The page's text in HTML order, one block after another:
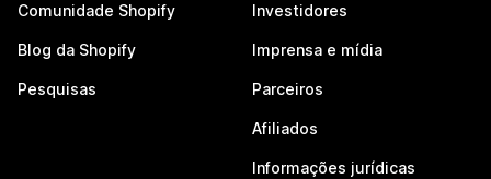
Comunidade Shopify
Blog da Shopify
Pesquisas
Investidores
Imprensa e mídia
Parceiros
Afiliados
Informações jurídicas